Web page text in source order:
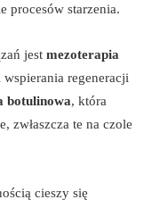
procesów starzenia.
jest mezoterapia
regeneracji
botulinowa, która
zwłaszcza te na czole
cieszy się